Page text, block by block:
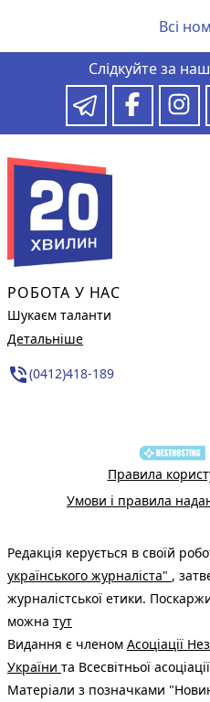
Всі
Слідкуйте за
РОБОТА У НАС
Шукаєм таланти
Детальніше
phone_in_talk(0412)418-189
Правила
Умови і правила
Редакція керується в своїй
українського журналіста" ,
журналістської етики.
можна тут
Видання є членом Асоціації
України та Всесвітньої
Матеріали з позначками